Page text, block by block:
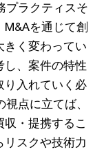
プラクティスそ
を通じて創
きく変わってい
し、案件の特性
り入れていく必
点に立てば、
・提携するこ
リスクや技術力